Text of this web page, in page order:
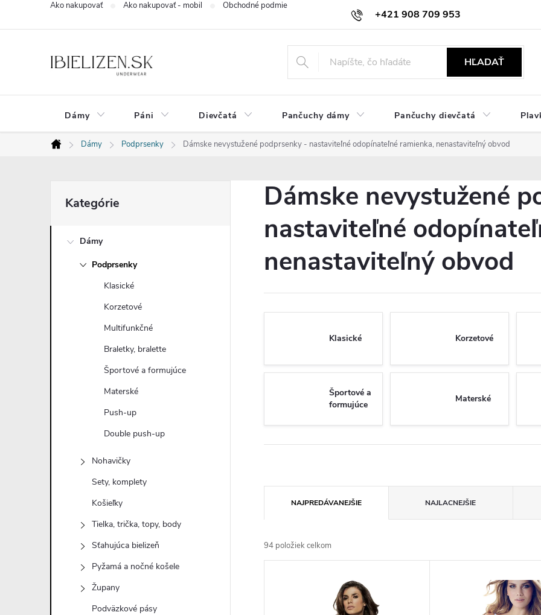
+421 908 709 953
objednavky@ibielizen.sk
Ako nakupovať Ako nakupovať - mobil Obchodné podmienky
HĽADAŤ
Dámy Páni Dievčatá Pančuchy dámy Pančuchy dievčatá
Domov
Dámy Podprsenky Dámske nevystužené podprsenky - nastaviteľné odopínateľné ramienka, nenastaviteľný obvod
o
kategórie
Kategórie
Dámy
Podprsenky
Klasické
Korzetové
Multifunkčné
Braletky, bralette
Športové a formujúce
Materské
Push-up
Double push-up
Nohavičky
Sety, komplety
Košieľky
Tielka, trička, topy, body
Sťahujúca bielizeň
Pyžamá a nočné košele
Župany
Podväzkové pásy
Dámske nevystužené
nastaviteľné
nenastaviteľný obvod
Klasické Korzetové
Športové a
formujúce
Materské
a
d
NAJPREDÁVANEJŠIE NAJLACNEJŠIE
94 položiek celkom